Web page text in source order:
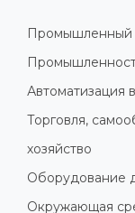
Промышленный
Автоматизация
Торговля,
хозяйство
Оборудование
Окружающая